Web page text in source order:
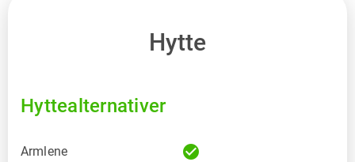
Hytte
Hyttealternativer
Armlene check_circle